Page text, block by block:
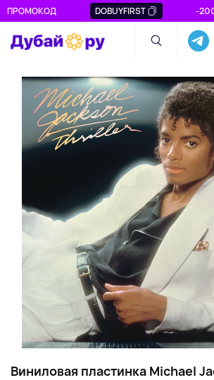
ПРОМОКОД DOBUYFIRST -
Виниловая пластинка Michael